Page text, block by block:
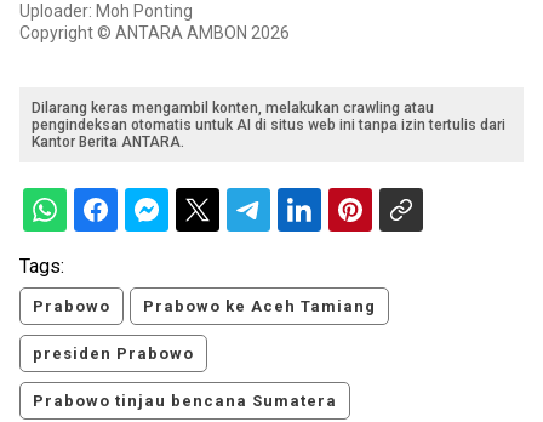
Uploader: Moh Ponting
Copyright © ANTARA AMBON 2026
Dilarang keras mengambil konten, melakukan crawling atau
pengindeksan otomatis untuk AI di situs web ini tanpa izin tertulis dari
Kantor Berita ANTARA.
Tags:
Prabowo Prabowo ke Aceh Tamiang
presiden Prabowo
Prabowo tinjau bencana Sumatera